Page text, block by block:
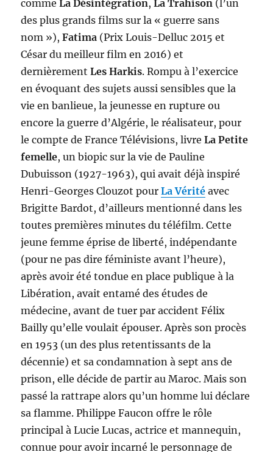
commeLa Désintégration,La Trahison (l’un
des plus grands films sur la « guerre sans
nom »),Fatima (Prix Louis-Delluc 2015 et
César du meilleur film en 2016) et
dernièrementLes Harkis. Rompu à l’exercice
en évoquant des sujets aussi sensibles que la
vie en banlieue, la jeunesse en rupture ou
encore la guerre d’Algérie, le réalisateur, pour
le compte de France Télévisions, livreLa Petite
femelle, un biopic sur la vie de Pauline
Dubuisson (1927-1963), qui avait déjà inspiré
Henri-Georges Clouzot pourLa Vérité avec
Brigitte Bardot, d’ailleurs mentionné dans les
toutes premières minutes du téléfilm. Cette
jeune femme éprise de liberté, indépendante
(pour ne pas dire féministe avant l’heure),
après avoir été tondue en place publique à la
Libération, avait entamé des études de
médecine, avant de tuer par accident Félix
Bailly qu’elle voulait épouser. Après son procès
en 1953 (un des plus retentissants de la
décennie) et sa condamnation à sept ans de
prison, elle décide de partir au Maroc. Mais son
passé la rattrape alors qu’un homme lui déclare
sa flamme. Philippe Faucon offre le rôle
principal à Lucie Lucas, actrice et mannequin,
connue pour avoir incarné le personnage de